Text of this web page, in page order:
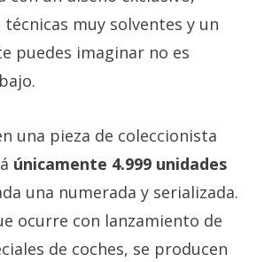
muy solventes y un
puedes imaginar no es
una pieza de coleccionista
únicamente 4.999 unidades
una numerada y serializada.
ocurre con lanzamiento de
de coches, se producen